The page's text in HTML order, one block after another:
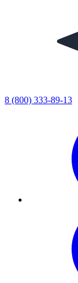
8 (800) 333-89-13